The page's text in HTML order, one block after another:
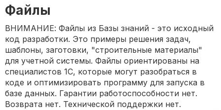
Файлы
ВНИМАНИЕ: Файлы из Базы знаний - это исходный
код разработки. Это примеры решения задач,
шаблоны, заготовки, "строительные материалы"
для учетной системы. Файлы ориентированы на
специалистов 1С, которые могут разобраться в
коде и оптимизировать программу для запуска в
базе данных. Гарантии работоспособности нет.
Возврата нет. Технической поддержки нет.